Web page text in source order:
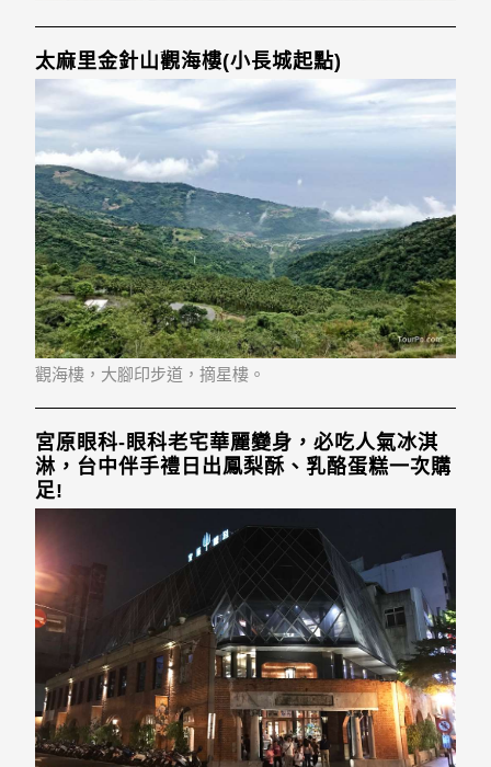
太麻里金針山觀海樓(小長城起點)
觀海樓，大腳印步道，摘星樓。
宮原眼科-眼科老宅華麗變身，必吃人氣冰淇
淋，台中伴手禮日出鳳梨酥、乳酪蛋糕一次購
足!